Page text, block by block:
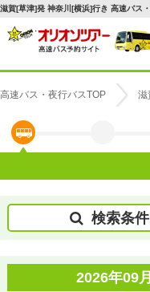
滋賀[草津]発 神奈川[横浜]行き 高速バス
高速バス・夜行バスTOP 滋
検索条
2026年09